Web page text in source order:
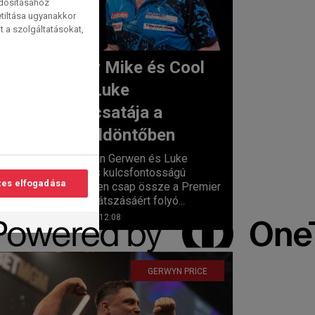
Mighty Mike és Cool
Hand Luke
csúcscsatája a
negyeddöntőben
Michael van Gerwen és Luke
Humphries kulcsfontosságú
mérkőzésen csap össze a Premier
League rájátszásáért folyó...
2026. 04. 30. 12:08
GERWYN PRICE
ugyanakkor
a szolgáltatásokat,
elfogadása